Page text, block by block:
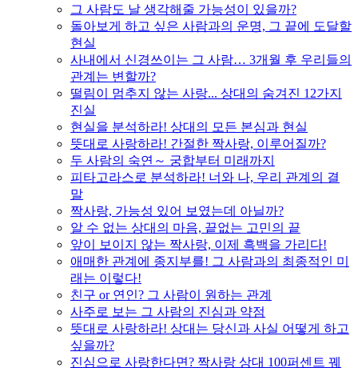
그 사람도 날 생각해줄 가능성이 있을까?
돌아보게 하고 싶은 사람과의 운명, 그 끝에 도달할
현실
사내에서 신경쓰이는 그 사람… 3개월 후 우리들의
관계는 변할까?
떨림이 멈추지 않는 사랑... 상대의 숨겨진 12가지
진실
현실을 분석하라! 상대의 모든 본심과 현실
뜻대로 사랑하라! 간절한 짝사랑, 이루어질까?
두 사람의 숙연～ 궁합부터 미래까지
피타고라스로 분석하라! 너와 나, 우리 관계의 결
말
짝사랑, 가능성 있어 보였는데 아닐까?
알 수 없는 상대의 마음, 끝없는 고민의 끝
앞이 보이지 않는 짝사랑, 이제 흑백을 가리다!
애매한 관계에 종지부를! 그 사람과의 최종적인 미
래는 이렇다!
친구 or 연인? 그 사람이 원하는 관계
사주로 보는 그 사람의 진심과 약점
뜻대로 사랑하라! 상대는 당신과 사실 어떻게 하고
싶을까?
진심으로 사랑한다면? 짝사랑 상대 100퍼센트 꿰